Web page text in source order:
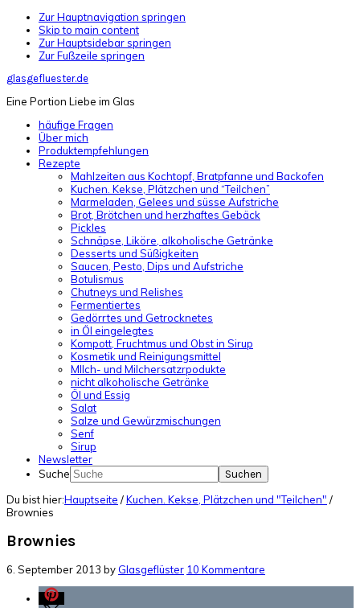
Zur Hauptnavigation springen
Skip to main content
Zur Hauptsidebar springen
Zur Fußzeile springen
glasgefluester.de
Eine Portion Liebe im Glas
häufige Fragen
Über mich
Produktempfehlungen
Rezepte
Mahlzeiten aus Kochtopf, Bratpfanne und Backofen
Kuchen. Kekse, Plätzchen und “Teilchen”
Marmeladen, Gelees und süsse Aufstriche
Brot, Brötchen und herzhaftes Gebäck
Pickles
Schnäpse, Liköre, alkoholische Getränke
Desserts und Süßigkeiten
Saucen, Pesto, Dips und Aufstriche
Botulismus
Chutneys und Relishes
Fermentiertes
Gedörrtes und Getrocknetes
in Öl eingelegtes
Kompott, Fruchtmus und Obst in Sirup
Kosmetik und Reinigungsmittel
MIlch- und Milchersatzrpodukte
nicht alkoholische Getränke
Öl und Essig
Salat
Salze und Gewürzmischungen
Senf
Sirup
Newsletter
Suche
Du bist hier:Hauptseite /Kuchen. Kekse, Plätzchen und "Teilchen" /
Brownies
Brownies
6. September 2013 by Glasgeflüster 10 Kommentare